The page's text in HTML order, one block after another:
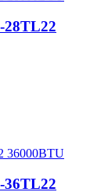
28TL22
36TL22